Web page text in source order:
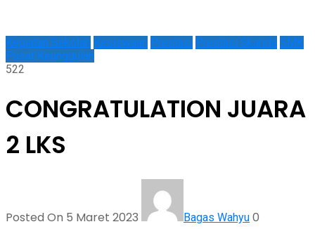
Kegiatan Sekolah Kesiswaan Prestasi Prestasi Skarida SMK
Pusat Keunggulan
522
CONGRATULATION JUARA
2 LKS
Posted On 5 Maret 2023 Bagas Wahyu 0